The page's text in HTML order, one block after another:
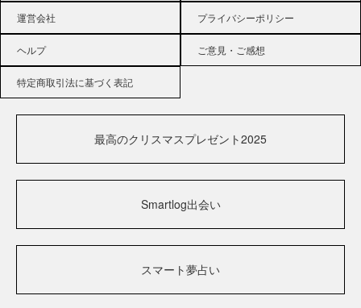
運営会社 プライバシーポリシー
ヘルプ ご意見・ご感想
特定商取引法に基づく表記
最高のクリスマスプレゼント2025
Smartlog出会い
スマート夢占い